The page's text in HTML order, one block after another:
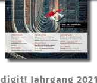
digit! Jahrgang 2021